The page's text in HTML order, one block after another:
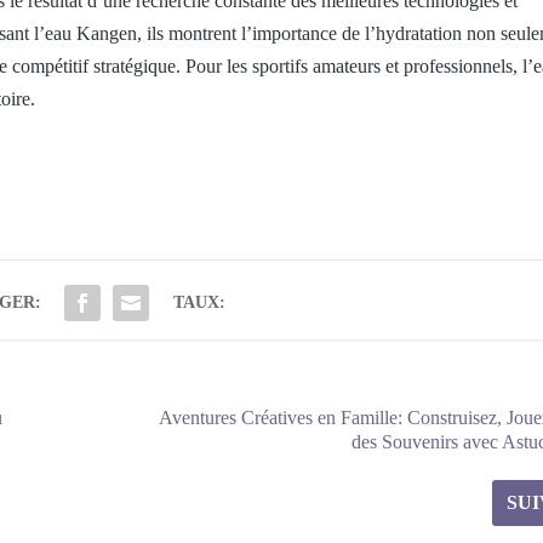
l’eau Kangen, ils montrent l’importance de l’hydratation non
stratégique. Pour les sportifs amateurs et professionnels,
TAUX:
Aventures Créatives en Famille: Construisez,
des Souvenirs avec